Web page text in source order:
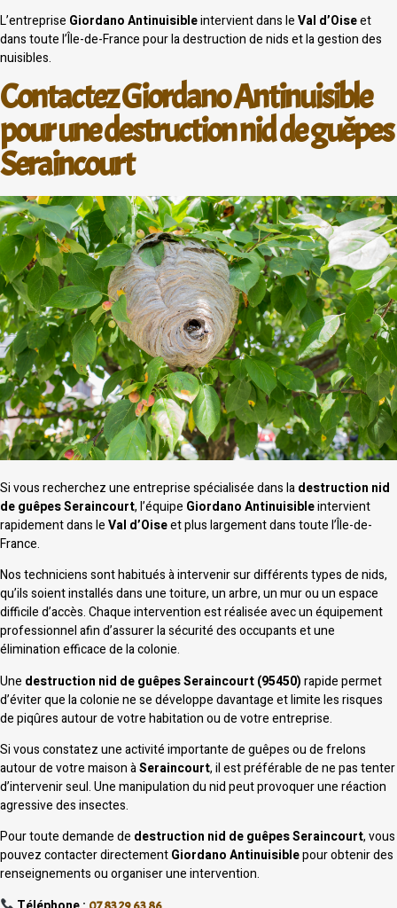
L’entreprise Giordano Antinuisibleintervient dans leVal d’Oiseet
dans toute l’Île-de-France pour la destruction de nids et la gestion des
nuisibles.
Contactez Giordano Antinuisible
pour une destruction nid de guêpes
Seraincourt
Si vous recherchez une entreprise spécialisée dans ladestruction nid
de guêpes Seraincourt, l’équipe Giordano Antinuisibleintervient
rapidement dans leVal d’Oiseet plus largement dans toute l’Île-de-
France.
Nos techniciens sont habitués à intervenir sur différents types de nids,
qu’ils soient installés dans une toiture, un arbre, un mur ou un espace
difficile d’accès. Chaque intervention est réalisée avec un équipement
professionnel afin d’assurer la sécurité des occupants et une
élimination efficace de la colonie.
Une destruction nid de guêpes Seraincourt (95450)rapide permet
d’éviter que la colonie ne se développe davantage et limite les risques
de piqûres autour de votre habitation ou de votre entreprise.
Si vous constatez une activité importante de guêpes ou de frelons
autour de votre maison àSeraincourt, il est préférable de ne pas tenter
d’intervenir seul. Une manipulation du nid peut provoquer une réaction
agressive des insectes.
Pour toute demande de destruction nid de guêpes Seraincourt, vous
pouvez contacter directementGiordano Antinuisiblepour obtenir des
renseignements ou organiser une intervention.